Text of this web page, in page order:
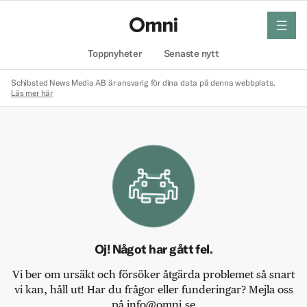
Toppnyheter Senaste nytt
meny
Schibsted News Media AB är ansvarig för dina data på denna webbplats.
Läs mer här
Oj! Något har gått fel.
Vi ber om ursäkt och försöker åtgärda problemet så snart
vi kan, håll ut! Har du frågor eller funderingar? Mejla oss